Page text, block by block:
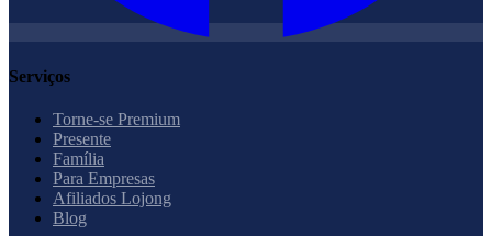
Serviços
Torne-se Premium
Presente
Família
Para Empresas
Afiliados Lojong
Blog